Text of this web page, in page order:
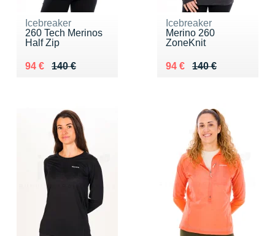
Icebreaker
260 Tech Merinos
Half Zip
140 €
Au lieu de 140 €
94 €
Vendu 94 €
Icebreaker
Merino 260
ZoneKnit
140 €
Au lieu de 140 €
94 €
Vendu 94 €